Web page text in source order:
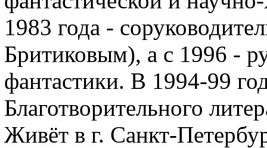
1983 года -
Бритиковым), а с 1996 -
фантастики. В 1994-99
Благотворительного
Живёт в г. Санкт-